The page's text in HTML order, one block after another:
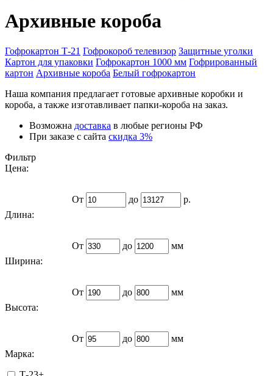
Архивные короба
Гофрокартон Т-21 Гофрокороб телевизор Защитные уголки
Картон для упаковки Гофрокартон 1000 мм Гофрированный
картон Архивные короба Белый гофрокартон
Наша компания предлагает готовые архивные коробки и
короба, а также изготавливает папки-короба на заказ.
Возможна доставка в любые регионы РФ
При заказе с сайта скидка 3%
Фильтр
Цена:
От до
р.
Длина:
От до
мм
Ширина:
От до
мм
Высота:
От до
мм
Марка: